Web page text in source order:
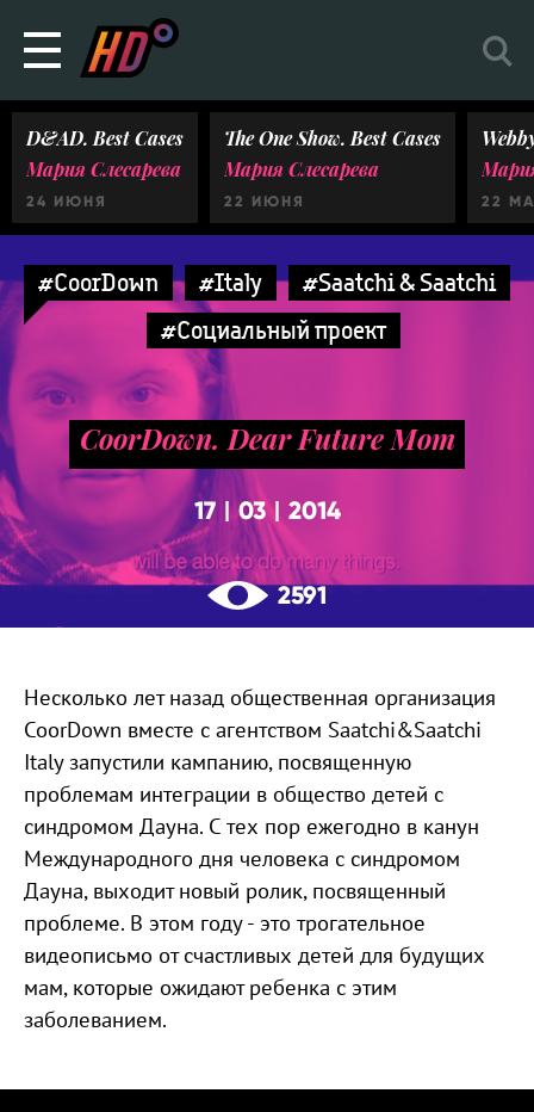
D&AD. Best Cases
Мария Слесарева
24 ИЮНЯ
The One Show. Best Cases
Мария Слесарева
22 ИЮНЯ 22
#CoorDown #Italy
#Saatchi & Saatchi
#Социальный проект
CoorDown. Dear Future Mom
17 03| 2014
2591
Несколько лет назад общественная организация
CoorDown вместе с агентством Saatchi&Saatchi
Italy запустили кампанию, посвященную
проблемам интеграции в общество детей с
синдромом Дауна. С тех пор ежегодно в канун
Международного дня человека с синдромом
Дауна, выходит новый ролик, посвященный
проблеме. В этом году - это трогательное
видеописьмо от счастливых детей для будущих
мам, которые ожидают ребенка с этим
заболеванием.